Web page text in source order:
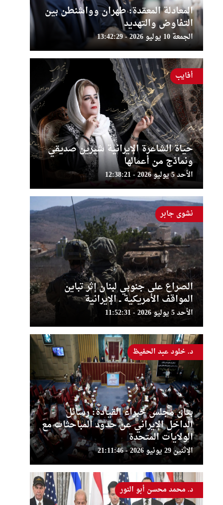
المعادلة المعقدة: طهران وواشنطن بين
التفاوض والتهديد
الجمعة 10 يوليو 2026 - 13:42:29
حياة الشاعرة الإيرانية شيرين صديقي
ونماذج من أعمالها
الأحد 5 يوليو 2026 - 12:38:21
أفايب
الصراع على جنوبي لبنان إثر تباين
المواقف الأمريكية ــ الإيرانية
الأحد 5 يوليو 2026 - 11:52:31
نشوى جابر
بيان مجلس خبراء القيادة: رسائل
الداخل الإيراني عن حدود المباحثات مع
الولايات المتحدة
الإثنين 29 يونيو 2026 - 21:11:46
د. خلود عبد الحفيظ
د. محمد محسن أبو النور